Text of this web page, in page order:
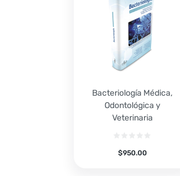
Bacteriología Médica,
Odontológica y
Veterinaria
$950.00